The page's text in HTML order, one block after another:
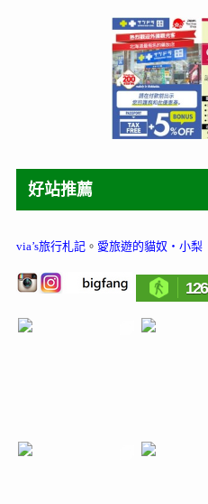
好站推薦
via’s旅行札記。 愛旅遊的貓奴‧小梨
126